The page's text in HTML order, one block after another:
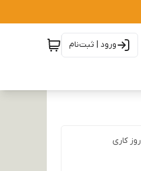
ورود | ثبت‌نام
روز کاری